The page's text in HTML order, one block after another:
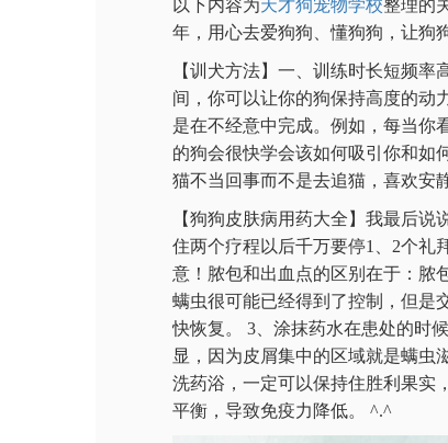
以下内容为天才狗宠物学校整理的
年，用心去爱狗狗、懂狗狗，让狗
【训犬方法】一、训练时长短频
间，你可以让你的狗保持高度的动
是在不经意中完成。例如，每当你
的狗会很快学会该如何吸引你和如
猫不当回事而不是去追猫，喜欢安
【狗狗皮肤病用药大全】我最后
住两个疗程以后千万要停1、2个礼
意！脓包和出血点的区别在于：脓
螨虫很可能已经得到了控制，但是
快恢复。 3、涂抹药水在患处的时
显，因为皮屑集中的区域就是螨虫
洗药浴，一定可以保持住胜利果实
平衡，导致免疫力降低。 ^.^